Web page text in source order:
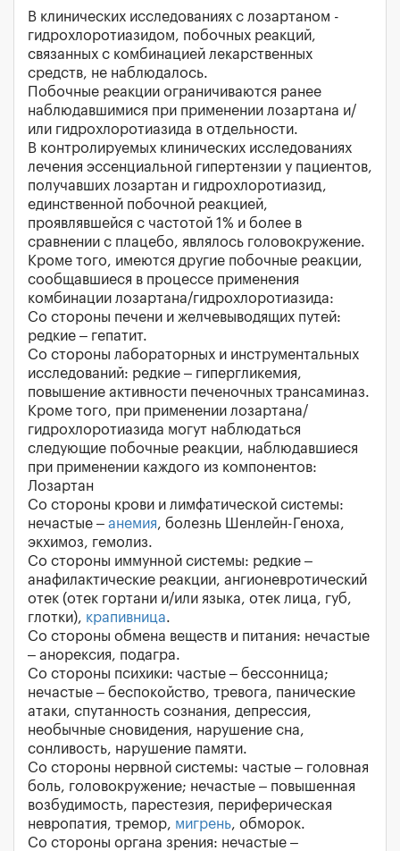
В клинических исследованиях с лозартаном -
гидрохлоротиазидом, побочных реакций,
связанных с комбинацией лекарственных
средств, не наблюдалось.
Побочные реакции ограничиваются ранее
наблюдавшимися при применении лозартана и/
или гидрохлоротиазида в отдельности.
В контролируемых клинических исследованиях
лечения эссенциальной гипертензии у пациентов,
получавших лозартан и гидрохлоротиазид,
единственной побочной реакцией,
проявлявшейся с частотой 1% и более в
сравнении с плацебо, являлось головокружение.
Кроме того, имеются другие побочные реакции,
сообщавшиеся в процессе применения
комбинации лозартана/гидрохлоротиазида:
Со стороны печени и желчевыводящих путей:
редкие – гепатит.
Со стороны лабораторных и инструментальных
исследований: редкие – гипергликемия,
повышение активности печеночных трансаминаз.
Кроме того, при применении лозартана/
гидрохлоротиазида могут наблюдаться
следующие побочные реакции, наблюдавшиеся
при применении каждого из компонентов:
Лозартан
Со стороны крови и лимфатической системы:
нечастые – анемия, болезнь Шенлейн-Геноха,
экхимоз, гемолиз.
Со стороны иммунной системы: редкие –
анафилактические реакции, ангионевротический
отек (отек гортани и/или языка, отек лица, губ,
глотки), крапивница.
Со стороны обмена веществ и питания: нечастые
– анорексия, подагра.
Со стороны психики: частые – бессонница;
нечастые – беспокойство, тревога, панические
атаки, спутанность сознания, депрессия,
необычные сновидения, нарушение сна,
сонливость, нарушение памяти.
Со стороны нервной системы: частые – головная
боль, головокружение; нечастые – повышенная
возбудимость, парестезия, периферическая
невропатия, тремор, мигрень, обморок.
Со стороны органа зрения: нечастые –